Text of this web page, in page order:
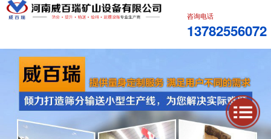
咨询电话
13782556072